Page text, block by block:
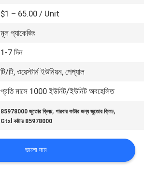
$1 – 65.00 / Unit
মূল প্যাকেজিং
1-7 দিন
টি/টি, ওয়েস্টার্ন ইউনিয়ন, পেপ্যাল
প্রতি মাসে 1000 ইউনিট/ইউনিট অবহেলিত
85978000 জুতোর ক্লিচ,গারবার কাটার জন্য জুতোর ক্লিচ,
Gtxl কাটার 85978000
ভালো দাম